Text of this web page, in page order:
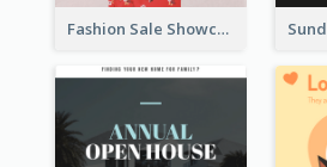
Fashion Sale Showcase Instagram Post